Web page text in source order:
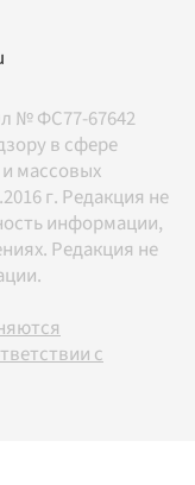
№ ФС77-67642
в сфере
массовых
г. Редакция не
информации,
Редакция не
с